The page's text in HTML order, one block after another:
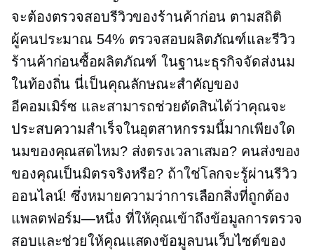
จะต้องตรวจสอบรีวิวของร้านค้าก่อน ตามสถิติ
ผู้คนประมาณ 54% ตรวจสอบผลิตภัณฑ์และรีวิว
ร้านค้าก่อนซื้อผลิตภัณฑ์ ในฐานะธุรกิจจัดส่งนม
ในท้องถิ่น นี่เป็นคุณลักษณะสำคัญของ
อีคอมเมิร์ซ และสามารถช่วยตัดสินได้ว่าคุณจะ
ประสบความสำเร็จในอุตสาหกรรมนี้มากเพียงใด
นมของคุณสดไหม? ส่งตรงเวลาเสมอ? คนส่งของ
ของคุณเป็นมิตรจริงหรือ? ถ้าใช่โลกจะรู้ผ่านรีวิว
ออนไลน์! ซึ่งหมายความว่าการเลือกสิ่งที่ถูกต้อง
แพลตฟอร์ม—หนึ่ง ที่ให้คุณเข้าถึงข้อมูลการตรวจ
สอบและช่วยให้คุณแสดงข้อมูลบนเว็บไซต์ของ